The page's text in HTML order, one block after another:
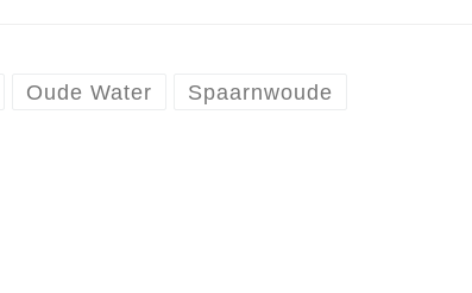
Oude Water Spaarnwoude